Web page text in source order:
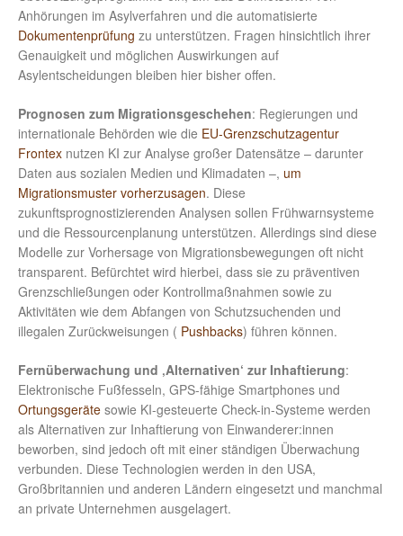
Anhörungen im Asylverfahren und die automatisierte
Dokumentenprüfung zu unterstützen. Fragen hinsichtlich ihrer
Genauigkeit und möglichen Auswirkungen auf
Asylentscheidungen bleiben hier bisher offen.
Prognosen zum Migrationsgeschehen: Regierungen und
internationale Behörden wie die EU-Grenzschutzagentur
Frontex nutzen KI zur Analyse großer Datensätze – darunter
Daten aus sozialen Medien und Klimadaten –, um
Migrationsmuster vorherzusagen. Diese
zukunftsprognostizierenden Analysen sollen Frühwarnsysteme
und die Ressourcenplanung unterstützen. Allerdings sind diese
Modelle zur Vorhersage von Migrationsbewegungen oft nicht
transparent. Befürchtet wird hierbei, dass sie zu präventiven
Grenzschließungen oder Kontrollmaßnahmen sowie zu
Aktivitäten wie dem Abfangen von Schutzsuchenden und
illegalen Zurückweisungen ( Pushbacks) führen können.
Fernüberwachung und ‚Alternativen‘ zur Inhaftierung:
Elektronische Fußfesseln, GPS-fähige Smartphones und
Ortungsgeräte sowie KI-gesteuerte Check-in-Systeme werden
als Alternativen zur Inhaftierung von Einwanderer:innen
beworben, sind jedoch oft mit einer ständigen Überwachung
verbunden. Diese Technologien werden in den USA,
Großbritannien und anderen Ländern eingesetzt und manchmal
an private Unternehmen ausgelagert.